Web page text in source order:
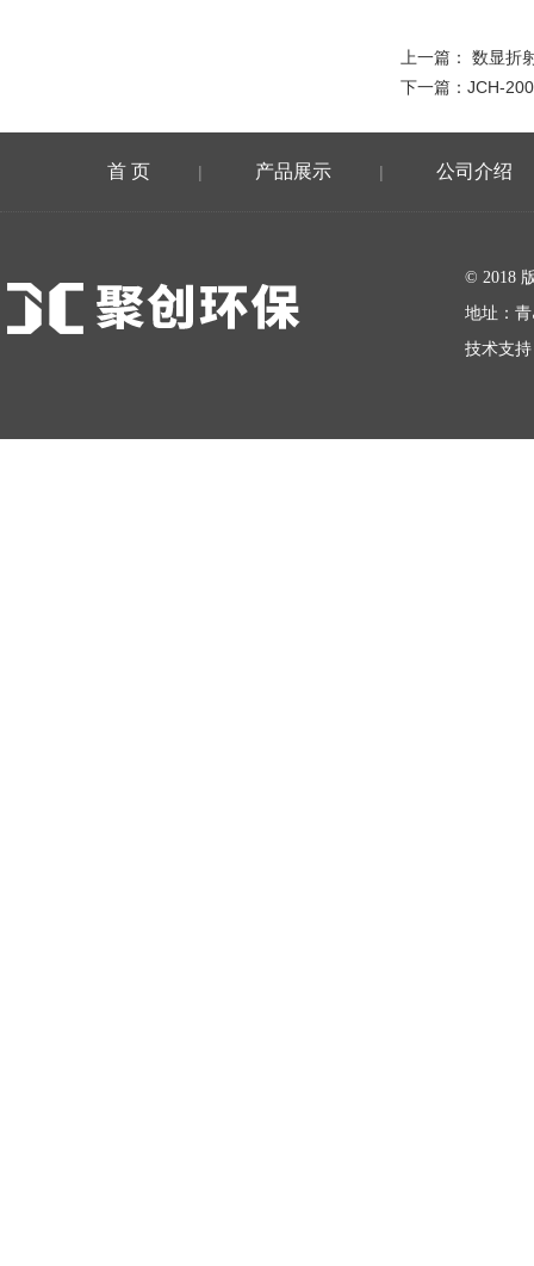
上一篇： 数显折
下一篇： JCH-
首 页 | 产品展示 | 公司介绍
© 2018
地址：
技术支